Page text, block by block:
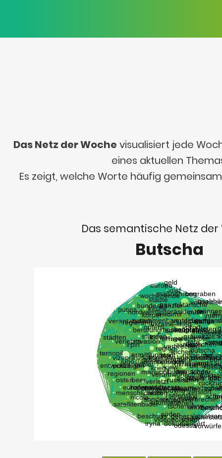
Das Netz der Woche visualisiert jede
eines aktuellen
Es zeigt, welche Worte häufig
Das semantische Netz der
Butscha